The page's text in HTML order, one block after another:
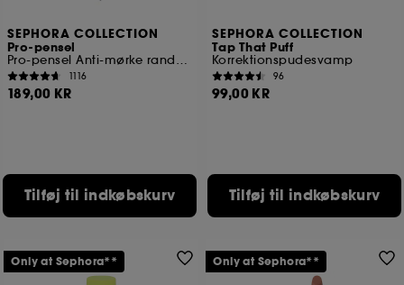
SEPHORA COLLECTION
Pro-pensel
Pro-pensel Anti-mørke rande #57
1116
189,00 KR
Tilføj til indkøbskurv
SEPHORA COLLECTION
Tap That Puff
Korrektionspudesvamp
96
99,00 KR
Tilføj til indkøbskurv
Only at Sephora** Only at Sephora**